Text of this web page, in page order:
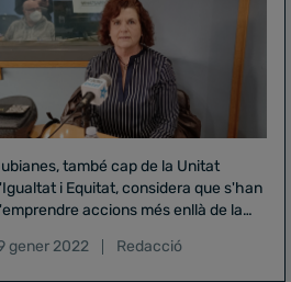
també cap de la Unitat
i Equitat, considera que s'han
accions més enllà de la
gener 2022 Redacció